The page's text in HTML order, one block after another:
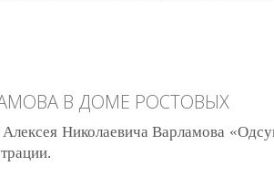
В ДОМЕ РОСТОВЫХ
Николаевича Варламова